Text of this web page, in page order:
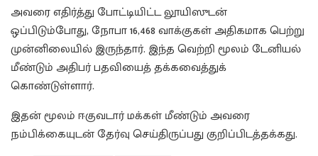
அவரை எதிர்த்து போட்டியிட்ட லூயிஸுடன்
ஒப்பிடும்போது, நோபா 16,468 வாக்குகள் அதிகமாக பெற்று
முன்னிலையில் இருந்தார். இந்த வெற்றி மூலம் டேனியல்
மீண்டும் அதிபர் பதவியைத் தக்கவைத்துக்
கொண்டுள்ளார்.
இதன் மூலம் ஈகுவடார் மக்கள் மீண்டும் அவரை
நம்பிக்கையுடன் தேர்வு செய்திருப்பது குறிப்பிடத்தக்கது.